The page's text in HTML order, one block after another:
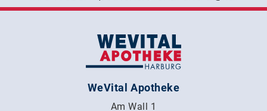
WeVital Apotheke
Am Wall 1